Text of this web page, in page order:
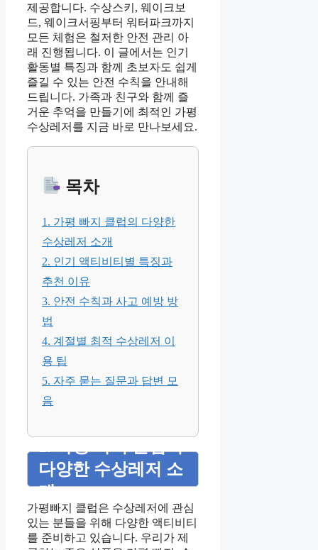
제공합니다. 수상스키, 웨이크보
드, 웨이크서핑부터 워터파크까지
모든 체험은 철저한 안전 관리 아
래 진행됩니다. 이 글에서는 인기
활동별 특징과 함께 초보자도 쉽게
즐길 수 있는 안전 수칙을 안내해
드립니다. 가족과 친구와 함께 즐
거운 추억을 만들기에 최적인 가평
수상레저를 지금 바로 만나보세요.
목차
1. 가평 빠지 클럽의 다양한
수상레저 소개
2. 인기 액티비티별 특징과
추천 이유
3. 안전 수칙과 사고 예방 방
법
4. 계절별 최적 수상레저 이
용 팁
5. 자주 묻는 질문과 답변 모
음
다양한 수상레저 소
개
가평빠지 클럽은 수상레저에 관심
있는 분들을 위해 다양한 액티비티
를 준비하고 있습니다. 우리가 제